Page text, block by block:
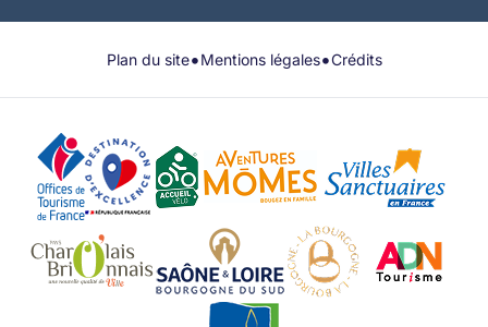
Plan du site•Mentions légales•Crédits